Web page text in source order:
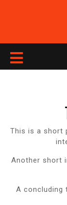
Кнопка
This is a short
Another short
A concluding